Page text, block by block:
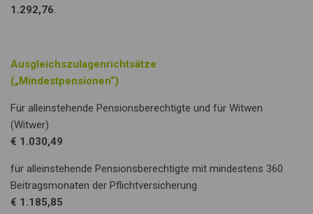
1.292,76.
Ausgleichszulagenrichtsätze
(„Mindestpensionen“)
Für alleinstehende Pensionsberechtigte und für Witwen
(Witwer)
€ 1.030,49
für alleinstehende Pensionsberechtigte mit mindestens 360
Beitragsmonaten der Pflichtversicherung
€ 1.185,85